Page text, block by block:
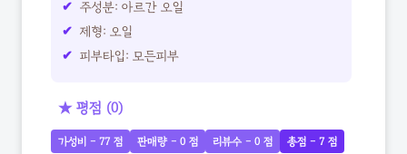
주성분: 아르간 오일
제형: 오일
피부타입: 모든피부
★ 평점 (0)
가성비 - 77 점 판매량 - 0 점 리뷰수 - 0 점 총점 - 7 점